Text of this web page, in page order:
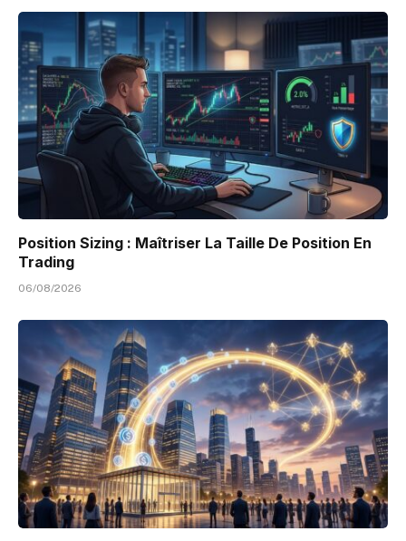
Position Sizing : Maîtriser La Taille De Position En
Trading
06/08/2026